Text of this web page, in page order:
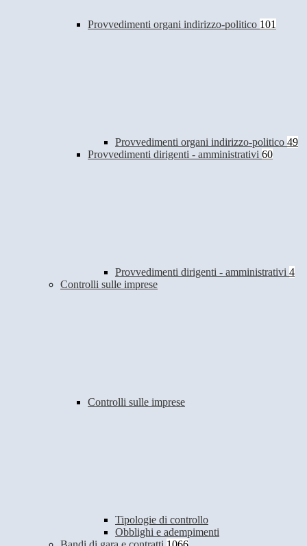
Provvedimenti organi indirizzo-politico 101
Provvedimenti organi indirizzo-politico 49
Provvedimenti dirigenti - amministrativi 60
Provvedimenti dirigenti - amministrativi 4
Controlli sulle imprese
Controlli sulle imprese
Tipologie di controllo
Obblighi e adempimenti